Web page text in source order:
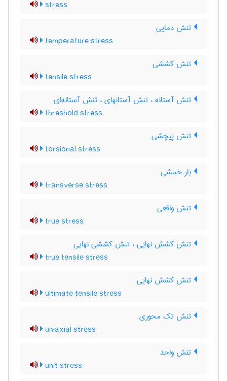
stress
تنش دمایی
temperature stress
تنش کششی
tensile stress
تنش آستانه ، تنش آستانه‎ای ، تنش آستانه‌ای
threshold stress
تنش پیچشی
torsional stress
بار خمشی
transverse stress
تنش واقعی
true stress
تنش کشش نهایی ، تنش کششی نهایی
true tensile stress
تنش کشش نهایی
ultimate tensile stress
تنش تک محوری
uniaxial stress
تنش واحد
unit stress